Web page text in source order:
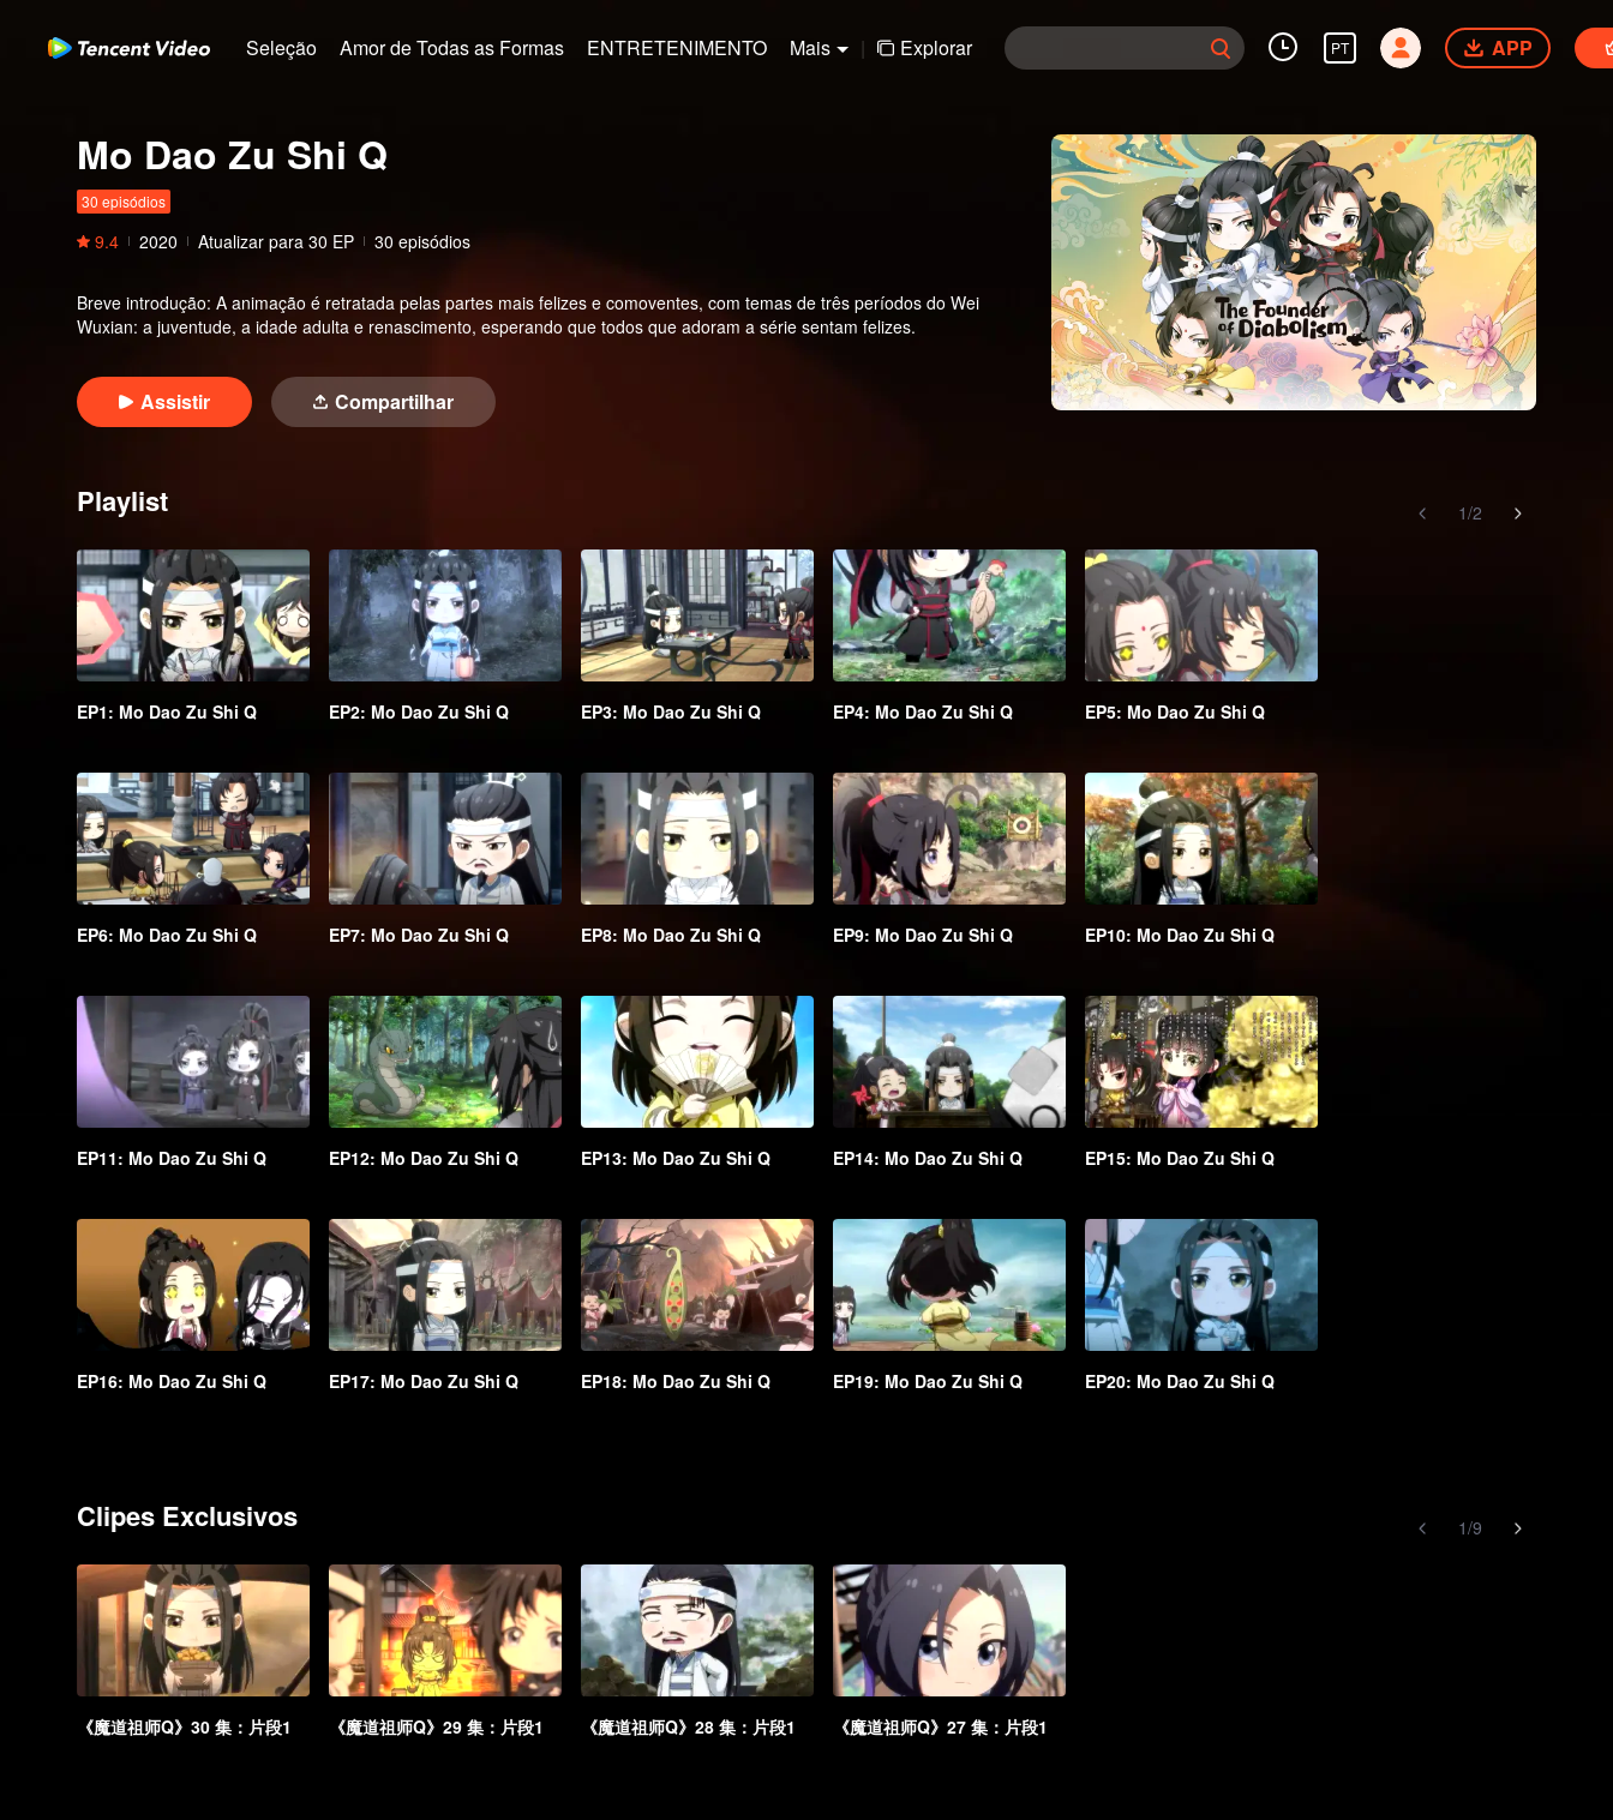
Seleção Amor de Todas as Formas ENTRETENIMENTO Mais | Explorar PT APP
Mo Dao Zu Shi Q
30 episódios
9.4 2020 Atualizar para 30 EP 30 episódios
Breve introdução: A animação é retratada pelas partes mais felizes e comoventes, com temas de três períodos do Wei
Wuxian: a juventude, a idade adulta e renascimento, esperando que todos que adoram a série sentam felizes.
Assistir Compartilhar
Playlist 1/2
EP1: Mo Dao Zu Shi Q EP2: Mo Dao Zu Shi Q EP3: Mo Dao Zu Shi Q EP4: Mo Dao Zu Shi Q EP5: Mo Dao Zu Shi Q
EP6: Mo Dao Zu Shi Q EP7: Mo Dao Zu Shi Q EP8: Mo Dao Zu Shi Q EP9: Mo Dao Zu Shi Q EP10: Mo Dao Zu Shi Q
EP11: Mo Dao Zu Shi Q EP12: Mo Dao Zu Shi Q EP13: Mo Dao Zu Shi Q EP14: Mo Dao Zu Shi Q EP15: Mo Dao Zu Shi Q
EP16: Mo Dao Zu Shi Q EP17: Mo Dao Zu Shi Q EP18: Mo Dao Zu Shi Q EP19: Mo Dao Zu Shi Q EP20: Mo Dao Zu Shi Q
Clipes Exclusivos 1/9
《魔道祖师Q》30 集：片段1 《魔道祖师Q》29 集：片段1 《魔道祖师Q》28 集：片段1 《魔道祖师Q》27 集：片段1